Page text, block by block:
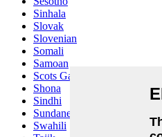
Sinhala
Slovak
Slovenian
Somali
Samoan
Scots Gaelic
Shona
Sindhi
Sundanese
Swahili